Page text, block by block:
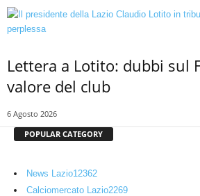
Lettera a Lotito: dubbi sul
valore del club
6 Agosto 2026
POPULAR CATEGORY
News Lazio12362
Calciomercato Lazio2269